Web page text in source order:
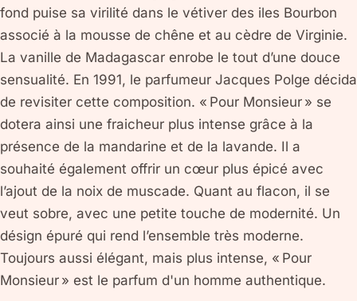
fond puise sa virilité dans le vétiver des iles Bourbon
associé à la mousse de chêne et au cèdre de Virginie.
La vanille de Madagascar enrobe le tout d’une douce
sensualité. En 1991, le parfumeur Jacques Polge décida
de revisiter cette composition. « Pour Monsieur » se
dotera ainsi une fraicheur plus intense grâce à la
présence de la mandarine et de la lavande. Il a
souhaité également offrir un cœur plus épicé avec
l’ajout de la noix de muscade. Quant au flacon, il se
veut sobre, avec une petite touche de modernité. Un
désign épuré qui rend l’ensemble très moderne.
Toujours aussi élégant, mais plus intense, « Pour
Monsieur » est le parfum d'un homme authentique.